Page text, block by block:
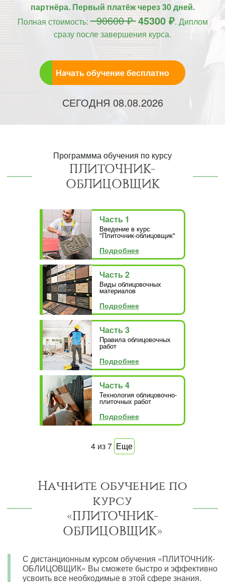
партнёра. Первый платёж через 30 дней.
Полная стоимость:90600 ₽45300 ₽. Диплом
сразу после завершения курса.
Начать обучение бесплатно
СЕГОДНЯ 08.08.2026
Программма обучения по курсу
ПЛИТОЧНИК-
ОБЛИЦОВЩИК
Часть 1
Введение в курс
"Плиточник-облицовщик"
Подробнее
Часть 2
Виды облицовочных
материалов
Подробнее
Часть 3
Правила облицовочных
работ
Подробнее
Часть 4
Технология облицовочно-
плиточных работ
Подробнее
4из7 Еще
Начните обучение по
курсу
«ПЛИТОЧНИК-
ОБЛИЦОВЩИК»
С дистанционным курсом обучения «ПЛИТОЧНИК-
ОБЛИЦОВЩИК» Вы сможете быстро и эффективно
усвоить все необходимые в этой сфере знания.